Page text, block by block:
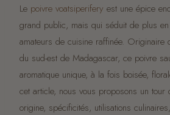
Le poivre voatsiperifery est une épice
grand public, mais qui séduit de plus
amateurs de cuisine raffinée. Originaire
du sud-est de Madagascar, ce poivre
aromatique unique, à la fois boisée,
cet article, nous vous proposons un tour
origine, spécificités, utilisations